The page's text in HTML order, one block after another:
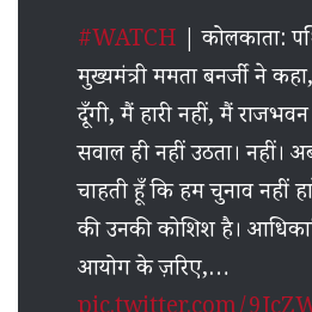
#WATCH | कोलकाता:
मुख्यमंत्री ममता बनर्जी ने
दूँगी, मैं हारी नहीं, मैं
सवाल ही नहीं उठता। नहीं।
चाहती हूँ कि हम चुनाव नहीं
की उनकी कोशिश है।
आयोग के ज़रिए,…